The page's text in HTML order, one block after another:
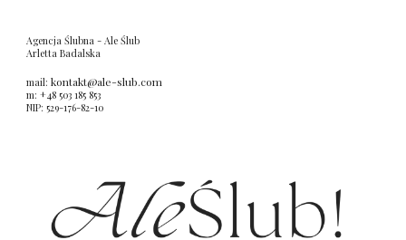
Agencja Ślubna - Ale Ślub
Arletta Badalska
mail:kontakt@ale-slub.com
m: +48 503 185 853
NIP: 529-176-82-10